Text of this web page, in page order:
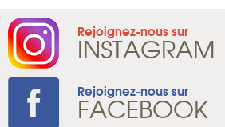
Rejoignez-nous sur
INSTAGRAM
Rejoignez-nous sur
FACEBOOK